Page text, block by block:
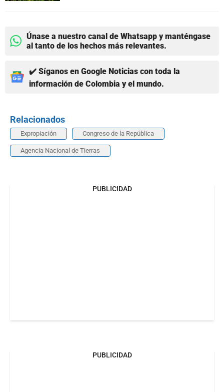
Únase a nuestro canal de Whatsapp y manténgase
al tanto de los hechos más relevantes.
✔️ Síganos en Google Noticias con toda la
información de Colombia y el mundo.
Relacionados
Expropiación Congreso de la República
Agencia Nacional de Tierras
PUBLICIDAD
PUBLICIDAD